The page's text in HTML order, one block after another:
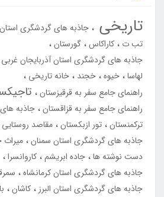
تاریخی جاذبه های گردشگری
تب ت
کاراکاس گورستان
جاذبه های گردشگری استان آذربایجان غربی
لهاسا خیوه خجند
خانه تاریخی
راهنمای جامع سفر به قرقیزستان
راهنمای جامع سفر به قزاقستان جاذبه
ترکمنستان تور ازبکستان مقاصد روستایی
جاذبه های گردشگری استان سمنان میراث
دست نوشته ها جاده ابریشم کاروانسرا
جاذبه های گردشگری استان کرمانشاه
جاذبه های گردشگری استان البرز
کاشان